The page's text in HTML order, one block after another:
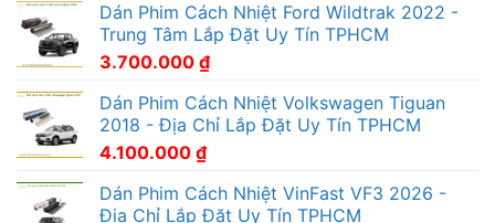
Dán Phim Cách Nhiệt Ford Wildtrak 2022 -
Trung Tâm Lắp Đặt Uy Tín TPHCM
3.700.000 ₫
Dán Phim Cách Nhiệt Volkswagen Tiguan
2018 - Địa Chỉ Lắp Đặt Uy Tín TPHCM
4.100.000 ₫
Dán Phim Cách Nhiệt VinFast VF3 2026 -
Địa Chỉ Lắp Đặt Uy Tín TPHCM